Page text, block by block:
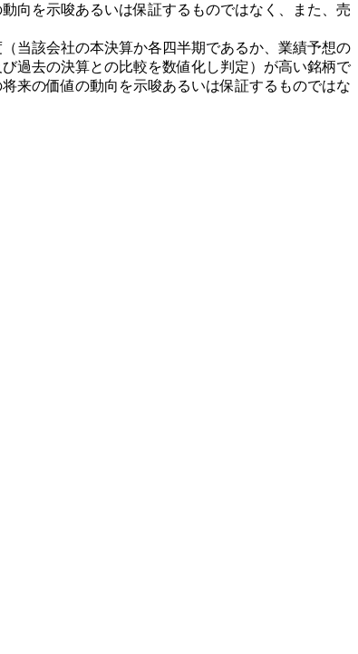
向を示唆あるいは保証するものではなく、また、売
当該会社の本決算か各四半期であるか、業績予想の
過去の決算との比較を数値化し判定）が高い銘柄で
来の価値の動向を示唆あるいは保証するものではな